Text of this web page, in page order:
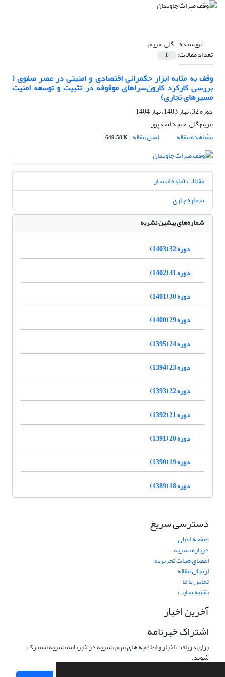
نویسنده =گلی، مریم
تعداد مقالات: 1
وقف به مثابه ابزار حکمرانی اقتصادی و امنیتی در عصر صفوی (
بررسی کارکرد کارون‌سراهای موقوفه در تثبیت و توسعه امنیت
مسیرهای تجاری)
دوره 32، بهار 1403، بهار 1404
مریم گلی، حمید اسدپور
مشاهده مقاله
اصل مقاله 649.58 K
مقالات آماده انتشار
شماره جاری
شماره‌های پیشین نشریه
دوره 32 (1403)
دوره 31 (1402)
دوره 30 (1401)
دوره 29 (1400)
دوره 24 (1395)
دوره 23 (1394)
دوره 22 (1393)
دوره 21 (1392)
دوره 20 (1391)
دوره 19 (1390)
دوره 18 (1389)
دسترسی سریع
صفحه اصلی
درباره نشریه
اعضای هیات تحریریه
ارسال مقاله
تماس با ما
نقشه سایت
آخرین اخبار
اشتراک خبرنامه
برای دریافت اخبار و اطلاعیه های مهم نشریه در خبرنامه نشریه مشترک
شوید.